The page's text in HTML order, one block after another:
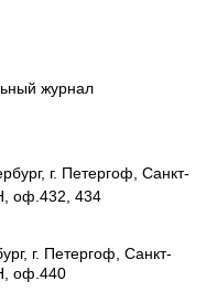
журнал
г. Петергоф, Санкт-
оф.432, 434
г. Петергоф, Санкт-
оф.440